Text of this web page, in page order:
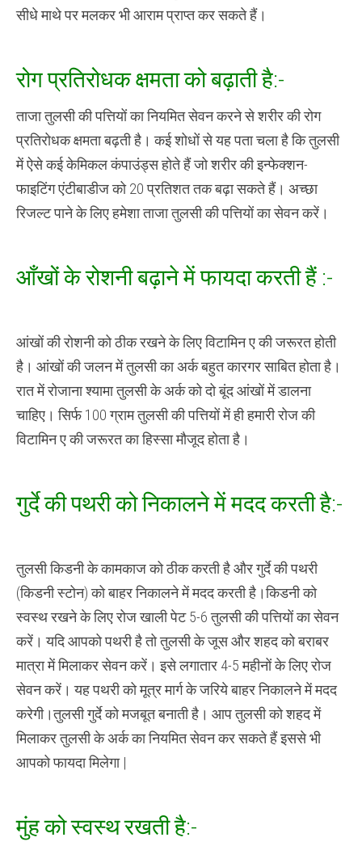
सीधे माथे पर मलकर भी आराम प्राप्त कर सकते हैं।
रोग प्रतिरोधक क्षमता को बढ़ाती है:-
ताजा तुलसी की पत्तियों का नियमित सेवन करने से शरीर की रोग
प्रतिरोधक क्षमता बढ़ती है। कई शोधों से यह पता चला है कि तुलसी
में ऐसे कई केमिकल कंपाउंड्स होते हैं जो शरीर की इन्फेक्शन-
फाइटिंग एंटीबाडीज को 20 प्रतिशत तक बढ़ा सकते हैं। अच्छा
रिजल्ट पाने के लिए हमेशा ताजा तुलसी की पत्तियों का सेवन करें।
आँखों के रोशनी बढ़ाने में फायदा करती हैं :-
आंखों की रोशनी को ठीक रखने के लिए विटामिन ए की जरूरत होती
है। आंखों की जलन में तुलसी का अर्क बहुत कारगर साबित होता है।
रात में रोजाना श्यामा तुलसी के अर्क को दो बूंद आंखों में डालना
चाहिए। सिर्फ 100 ग्राम तुलसी की पत्तियों में ही हमारी रोज की
विटामिन ए की जरूरत का हिस्सा मौजूद होता है।
गुर्दे की पथरी को निकालने में मदद करती है:-
तुलसी किडनी के कामकाज को ठीक करती है और गुर्दे की पथरी
(किडनी स्टोन) को बाहर निकालने में मदद करती है।किडनी को
स्वस्थ रखने के लिए रोज खाली पेट 5-6 तुलसी की पत्तियों का सेवन
करें। यदि आपको पथरी है तो तुलसी के जूस और शहद को बराबर
मात्रा में मिलाकर सेवन करें। इसे लगातार 4-5 महीनों के लिए रोज
सेवन करें। यह पथरी को मूत्र मार्ग के जरिये बाहर निकालने में मदद
करेगी।तुलसी गुर्दे को मजबूत बनाती है। आप तुलसी को शहद में
मिलाकर तुलसी के अर्क का नियमित सेवन कर सकते हैं इससे भी
आपको फायदा मिलेगा |
मुंह को स्वस्थ रखती है:-